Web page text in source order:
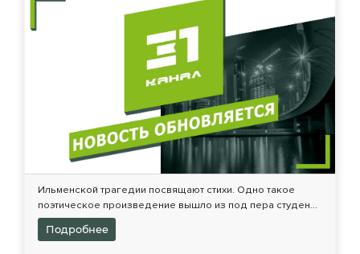
Ильменской трагедии посвящают стихи. Одно такое
поэтическое произведение вышло из под пера студен...
Подробнее